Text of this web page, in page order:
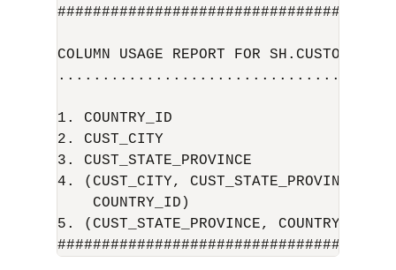
COLUMN USAGE REPORT FOR
1. COUNTRY_ID
2. CUST_CITY
3. CUST_STATE_PROVINCE
4. (CUST_CITY, CUST_STATE_PROVINCE,
COUNTRY_ID)
5. (CUST_STATE_PROVINCE,